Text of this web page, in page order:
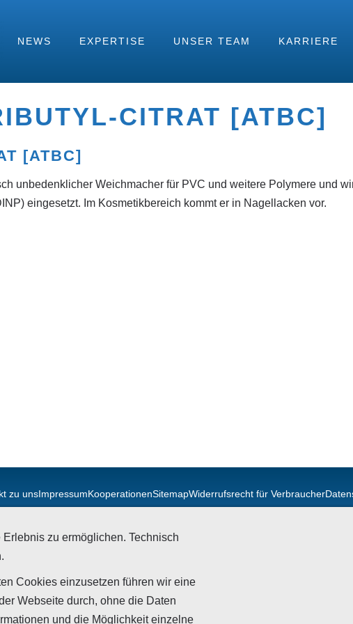
NEWS EXPERTISE UNSER TEAM KARRIERE
CITRAT [ATBC]
[ATBC]
unbedenklicher Weichmacher für PVC und weitere Polymere und
eingesetzt. Im Kosmetikbereich kommt er in Nagellacken vor.
zu unsImpressumKooperationenSitemapWiderrufsrecht für Verbraucher
zu ermöglichen. Technisch
Cookies einzusetzen führen wir eine
Webseite durch, ohne die Daten
und die Möglichkeit einzelne